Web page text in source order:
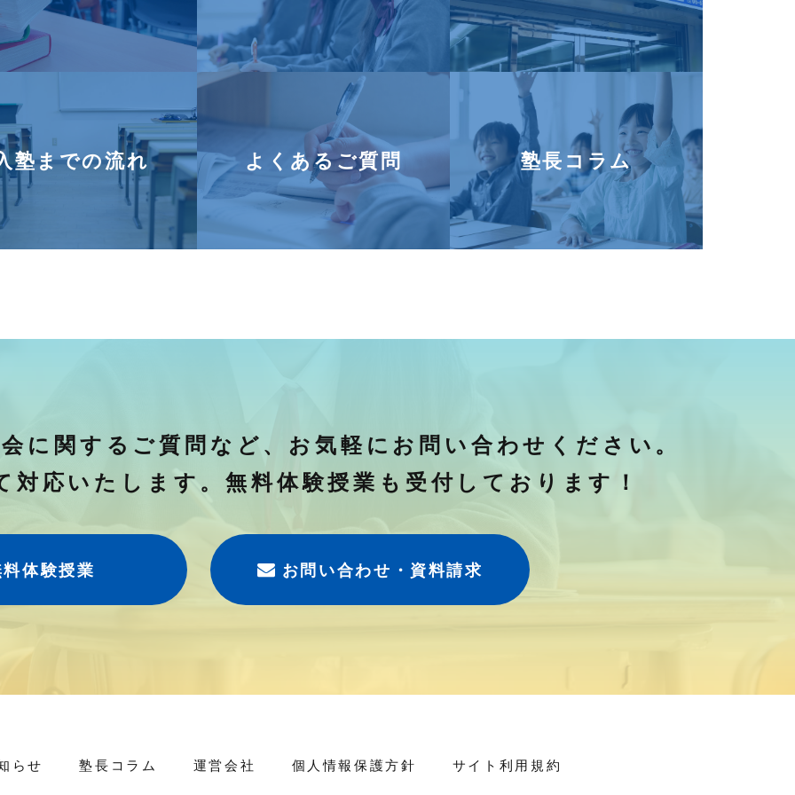
塾までの流れ よくあるご質問 塾長コラム
に関するご質問など、 お気軽にお問い合わせください。
対応いたします。無料体験授業も受付しております！
料体験授業 お問い合わせ・資料請求
らせ 塾長コラム 運営会社 個人情報保護方針 サイト利用規約